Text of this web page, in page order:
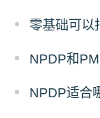
零基础可以
NPDP和
NPDP适合